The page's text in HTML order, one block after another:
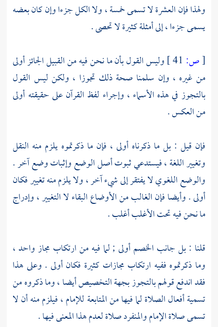
ولهذا فإن العشرة لا تسمى خمسة ، ولا الكل جزءا وإن كان بعضه
يسمى جزءا ، إلى أمثلة كثيرة لا تحصى .
[ص:
وليس القول بأن ما نحن فيه من القبيل الجائز أولى
من غيره ، وإن سلمنا صحة ذلك تجوزا ، ولكن ليس القول
بالتجوز في هذه الأسماء ، وإجراء لفظ القرآن على حقيقته أولى
من العكس .
فإن قيل : بل ما ذكرناه أولى ، فإن ما ذكرتموه يلزم منه النقل
وتغيير اللغة ، فيستدعي ثبوت أصل الوضع وإثبات وضع آخر .
والوضع اللغوي لا يفتقر إلى شيء آخر ، ولا يلزم منه تغيير فكان
أولى . وأيضا فإن الغالب من الأوضاع البقاء لا التغيير ، وإدراج
ما نحن فيه تحت الأغلب أغلب .
قلنا : بل جانب الخصم أولى ; لما فيه من ارتكاب مجاز واحد ،
وما ذكرتموه ففيه ارتكاب مجازات كثيرة فكان أولى . وعلى هذا
فقد اندفع قولهم بالتجوز بجهة التخصيص أيضا ، وما ذكروه من
تسمية أفعال الصلاة لما فيها من المتابعة للإمام ، فيلزم منه أن لا
تسمى صلاة الإمام والمنفرد صلاة لعدم هذا المعنى فيها .